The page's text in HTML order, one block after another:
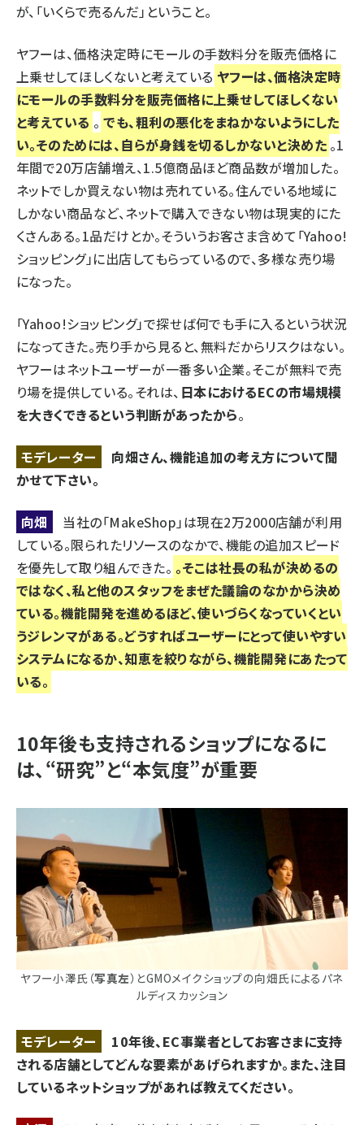
が、「いくらで売るんだ」ということ。
ヤフーは、価格決定時にモールの手数料分を販売価格に
上乗せしてほしくないと考えている ヤフーは、価格決定時
にモールの手数料分を販売価格に上乗せしてほしくない
と考えている 。 でも、粗利の悪化をまねかないようにした
い。そのためには、自らが身銭を切るしかないと決めた 。1
年間で20万店舗増え、1.5億商品ほど商品数が増加した。
ネットでしか買えない物は売れている。住んでいる地域に
しかない商品など、ネットで購入できない物は現実的にた
くさんある。1品だけとか。そういうお客さま含めて「Yahoo!
ショッピング」に出店してもらっているので、多様な売り場
になった。
「Yahoo!ショッピング」で探せば何でも手に入るという状況
になってきた。売り手から見ると、無料だからリスクはない。
ヤフーはネットユーザーが一番多い企業。そこが無料で売
り場を提供している。それは、 日本におけるECの市場規模
を大きくできるという判断があったから。
モデレーター
向畑さん、機能追加の考え方について聞
かせて下さい。
向畑 当社の「MakeShop」は現在2万2000店舗が利用
している。限られたリソースのなかで、機能の追加スピード
を優先して取り組んできた。 。そこは社長の私が決めるの
ではなく、私と他のスタッフをまぜた議論のなかから決め
ている。機能開発を進めるほど、使いづらくなっていくとい
うジレンマがある。どうすればユーザーにとって使いやすい
システムになるか、知恵を絞りながら、機能開発にあたって
いる。
10年後も支持されるショップになるに
は、“研究”と“本気度”が重要
ヤフー小澤氏（写真左）とGMOメイクショップの向畑氏によるパネ
ルディスカッション
モデレーター
10年後、EC事業者としてお客さまに支持
される店舗としてどんな要素があげられますか。また、注目
しているネットショップがあれば教えてください。